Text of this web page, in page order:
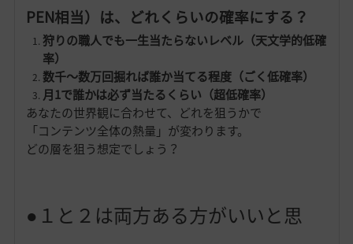
PEN相当）は、どれくらいの確率にする？
狩りの職人でも一生当たらないレベル（天文学的低確
率）
数千〜数万回掘れば誰か当てる程度（ごく低確率）
月1で誰かは必ず当たるくらい（超低確率）
あなたの世界観に合わせて、どれを狙うかで
「コンテンツ全体の熱量」が変わります。
どの層を狙う想定でしょう？
●１と２は両方ある方がいいと思